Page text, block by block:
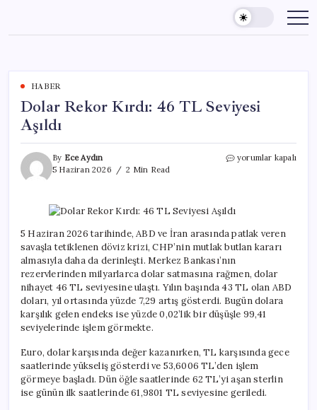
content
HABER
Dolar Rekor Kırdı: 46 TL Seviyesi
Aşıldı
By Ece Aydın
5 Haziran 2026
2 Min Read
Dolar
Aşıldı
için
yorumlar kapalı
5 Haziran 2026 tarihinde, ABD ve İran arasında patlak veren
savaşla tetiklenen döviz krizi, CHP’nin mutlak butlan kararı
almasıyla daha da derinleşti. Merkez Bankası’nın
rezervlerinden milyarlarca dolar satmasına rağmen, dolar
nihayet 46 TL seviyesine ulaştı. Yılın başında 43 TL olan ABD
doları, yıl ortasında yüzde 7,29 artış gösterdi. Bugün dolara
karşılık gelen endeks ise yüzde 0,02’lik bir düşüşle 99,41
seviyelerinde işlem görmekte.
Euro, dolar karşısında değer kazanırken, TL karşısında gece
saatlerinde yükseliş gösterdi ve 53,6006 TL’den işlem
görmeye başladı. Dün öğle saatlerinde 62 TL’yi aşan sterlin
ise günün ilk saatlerinde 61,9801 TL seviyesine geriledi.